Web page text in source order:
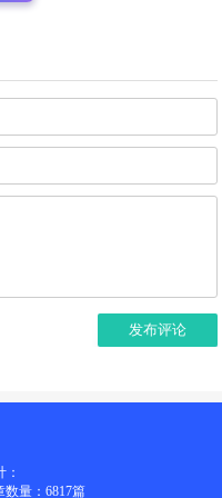
发布评论
数量：6817篇